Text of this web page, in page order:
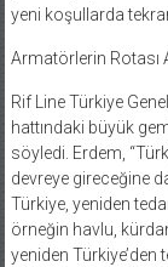
yeni koşullarda
Armatörlerin Rotası
Rif Line Türkiye
hattındaki büyük
söyledi. Erdem,
devreye gireceğine
Türkiye, yeniden
örneğin havlu,
yeniden Türkiye’den